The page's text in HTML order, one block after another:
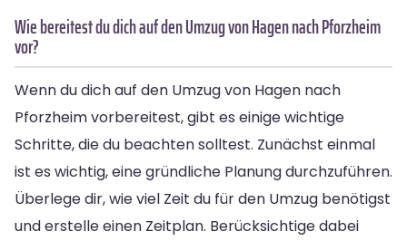
Wie bereitest du dich auf den Umzug von Hagen nach Pforzheim
vor?
Wenn du dich auf den Umzug von Hagen nach
Pforzheim vorbereitest, gibt es einige wichtige
Schritte, die du beachten solltest. Zunächst einmal
ist es wichtig, eine gründliche Planung durchzuführen.
Überlege dir, wie viel Zeit du für den Umzug benötigst
und erstelle einen Zeitplan. Berücksichtige dabei